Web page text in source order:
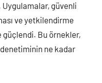
güvenli
ve yetkilendirme
güçlendi. Bu örnekler,
ne kadar